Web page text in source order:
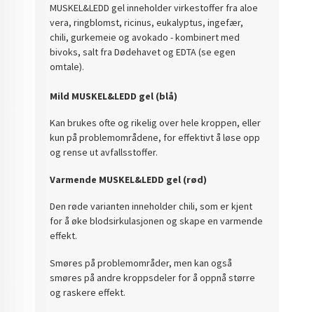
MUSKEL&LEDD gel inneholder virkestoffer fra aloe
vera, ringblomst, ricinus, eukalyptus, ingefær,
chili, gurkemeie og avokado - kombinert med
bivoks, salt fra Dødehavet og EDTA (se egen
omtale).
Mild MUSKEL&LEDD gel (blå)
Kan brukes ofte og rikelig over hele kroppen, eller
kun på problemområdene, for effektivt å løse opp
og rense ut avfallsstoffer.
Varmende MUSKEL&LEDD gel (rød)
Den røde varianten inneholder chili, som er kjent
for å øke blodsirkulasjonen og skape en varmende
effekt.
Smøres på problemområder, men kan også
smøres på andre kroppsdeler for å oppnå større
og raskere effekt.